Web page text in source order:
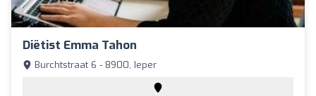
Diëtist Emma Tahon
Burchtstraat 6 - 8900, Ieper